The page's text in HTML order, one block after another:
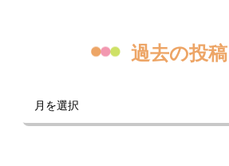
過去の投稿